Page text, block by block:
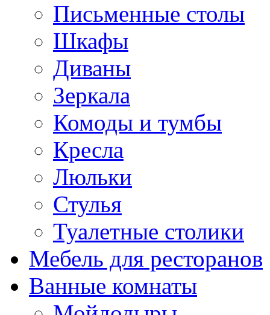
Письменные столы
Шкафы
Диваны
Зеркала
Комоды и тумбы
Кресла
Люльки
Стулья
Туалетные столики
Мебель для ресторанов
Ванные комнаты